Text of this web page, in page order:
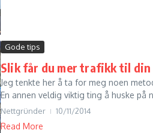
Gode tips
Slik får du mer trafikk til
Jeg tenkte her å ta for meg noen
En annen veldig viktig ting å huske på
Nettgründer 10/11/2014
Read More